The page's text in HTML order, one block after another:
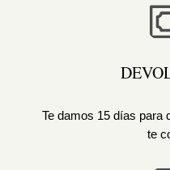
Te damos 15 días para
te